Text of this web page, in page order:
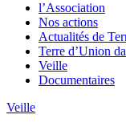
l’Association
Nos actions
Actualités de
Terre d’Union
Veille
Documentaires
Veille